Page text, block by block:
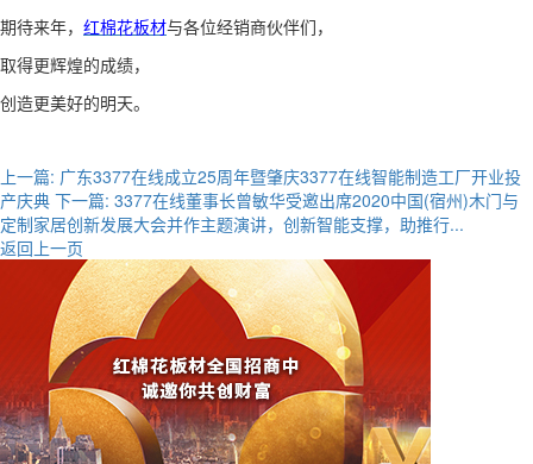
期待来年， 红棉花板材与各位经销商伙伴们，
取得更辉煌的成绩，
创造更美好的明天。
上一篇: 广东3377在线成立25周年暨肇庆3377在线智能制造工厂开业投
产庆典 下一篇: 3377在线董事长曾敏华受邀出席2020中国(宿州)木门与
定制家居创新发展大会并作主题演讲，创新智能支撑，助推行...
返回上一页